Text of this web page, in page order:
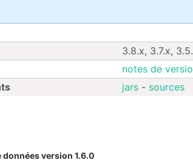
3.8.x, 3.7.x,
notes de
jars - sources
version 1.6.0